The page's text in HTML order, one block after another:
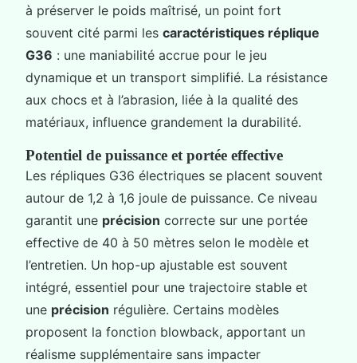
à préserver le poids maîtrisé, un point fort
souvent cité parmi les caractéristiques réplique
G36 : une maniabilité accrue pour le jeu
dynamique et un transport simplifié. La résistance
aux chocs et à l’abrasion, liée à la qualité des
matériaux, influence grandement la durabilité.
Potentiel de puissance et portée effective
Les répliques G36 électriques se placent souvent
autour de 1,2 à 1,6 joule de puissance. Ce niveau
garantit une précision correcte sur une portée
effective de 40 à 50 mètres selon le modèle et
l’entretien. Un hop-up ajustable est souvent
intégré, essentiel pour une trajectoire stable et
une précision régulière. Certains modèles
proposent la fonction blowback, apportant un
réalisme supplémentaire sans impacter